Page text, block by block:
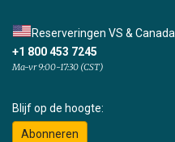
Reserveringen VS & Canada
+1 800 453 7245
Ma-vr 9:00-17:30 (CST)
Blijf op de hoogte:
Abonneren